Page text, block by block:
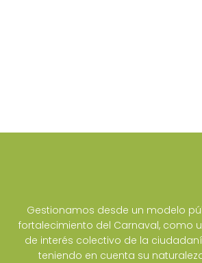
Gestionamos desde un modelo
fortalecimiento del Carnaval, como
de interés colectivo de la
teniendo en cuenta su